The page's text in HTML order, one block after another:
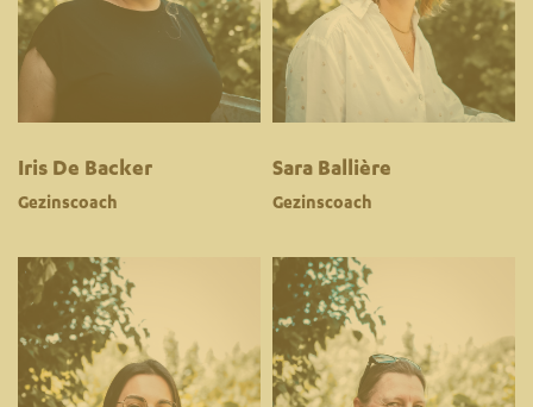
Iris De Backer
Gezinscoach
Sara Ballière
Gezinscoach